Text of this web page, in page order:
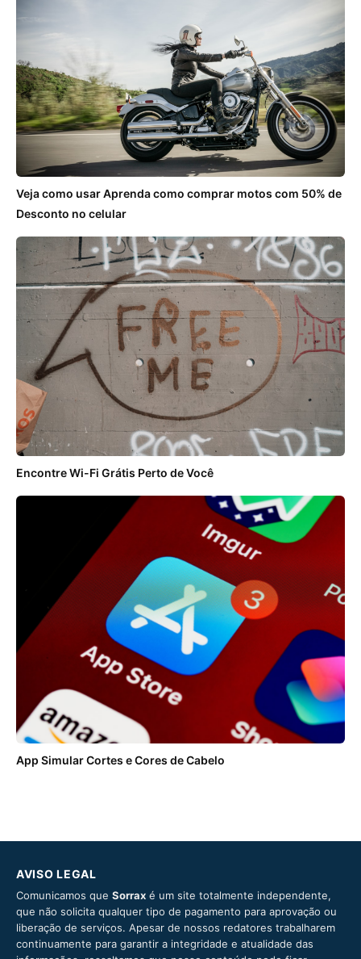
Veja como usar Aprenda como comprar motos com 50% de
Desconto no celular
Encontre Wi-Fi Grátis Perto de Você
App Simular Cortes e Cores de Cabelo
AVISO LEGAL
Comunicamos que Sorrax é um site totalmente independente,
que não solicita qualquer tipo de pagamento para aprovação ou
liberação de serviços. Apesar de nossos redatores trabalharem
continuamente para garantir a integridade e atualidade das